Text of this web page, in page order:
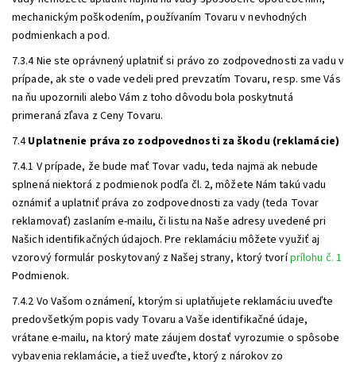
mechanickým poškodením, používaním Tovaru v nevhodných
podmienkach a pod.
7.3.4 Nie ste oprávnený uplatniť si právo zo zodpovednosti za vadu v
prípade, ak ste o vade vedeli pred prevzatím Tovaru, resp. sme Vás
na ňu upozornili alebo Vám z toho dôvodu bola poskytnutá
primeraná zľava z Ceny Tovaru.
7.4Uplatnenie práva zo zodpovednosti za škodu (reklamácie)
7.4.1 V prípade, že bude mať Tovar vadu, teda najmä ak nebude
splnená niektorá z podmienok podľa čl. 2, môžete Nám takú vadu
oznámiť a uplatniť práva zo zodpovednosti za vady (teda Tovar
reklamovať) zaslaním e-mailu, či listu na Naše adresy uvedené pri
Našich identifikačných údajoch. Pre reklamáciu môžete využiť aj
vzorový formulár poskytovaný z Našej strany, ktorý tvoríprílohu č. 1
Podmienok.
7.4.2 Vo Vašom oznámení, ktorým si uplatňujete reklamáciu uveďte
predovšetkým popis vady Tovaru a Vaše identifikačné údaje,
vrátane e-mailu, na ktorý mate záujem dostať vyrozumie o spôsobe
vybavenia reklamácie, a tiež uveďte, ktorý z nárokov zo